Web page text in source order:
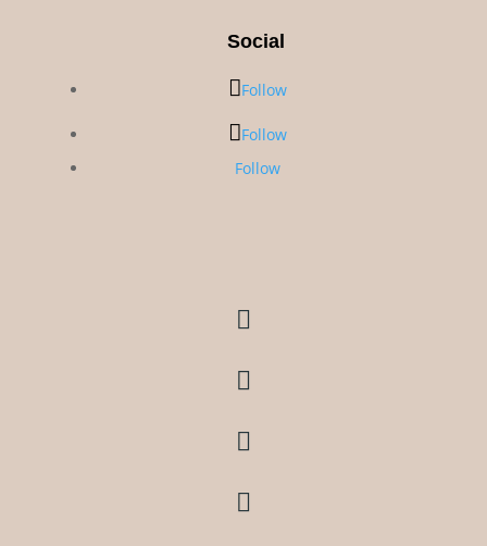
Social
Follow
Follow
Follow



